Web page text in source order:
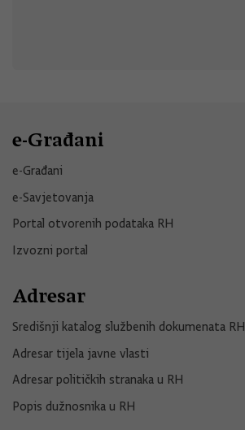
e-Građani
e-Građani
e-Savjetovanja
Portal otvorenih podataka RH
Izvozni portal
Adresar
Središnji katalog službenih dokumenata RH
Adresar tijela javne vlasti
Adresar političkih stranaka u RH
Popis dužnosnika u RH